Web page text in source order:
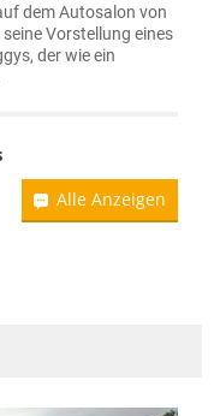
dem Autosalon von
Vorstellung eines
der wie ein
Alle Anzeigen